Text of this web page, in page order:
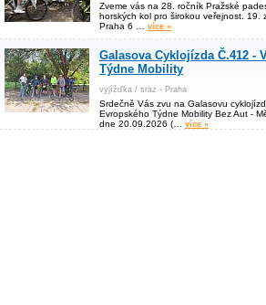
Zveme vás na 28. ročník Pražské
horských kol pro širokou veřejnost. 19.
Praha 6 … více »
Galasova Cyklojízda Č.412 -
Týdne Mobility
vyjížďka / sraz - Praha
Srdečně Vás zvu na Galasovu
Evropského Týdne Mobility Bez Aut -
dne 20.09.2026 (… více »